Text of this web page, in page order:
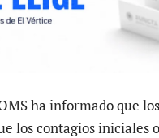
ha informado que
los contagios